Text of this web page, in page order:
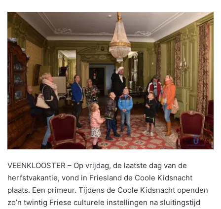
VEENKLOOSTER – Op vrijdag, de laatste dag van de
herfstvakantie, vond in Friesland de Coole Kidsnacht
plaats. Een primeur. Tijdens de Coole Kidsnacht openden
zo’n twintig Friese culturele instellingen na sluitingstijd